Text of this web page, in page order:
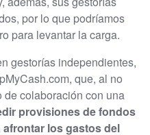
por lo que podríamos
para levantar la carga.
gestorías independientes,
que, al no
colaboración con una
provisiones de fondos
los gastos del